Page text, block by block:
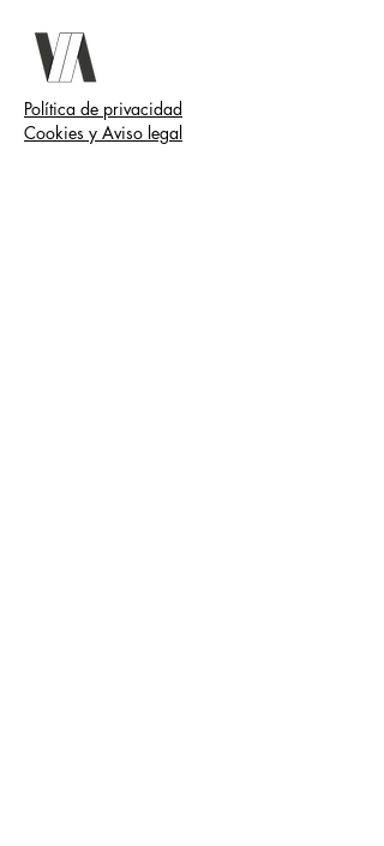
Política de privacidad
Cookies y Aviso legal